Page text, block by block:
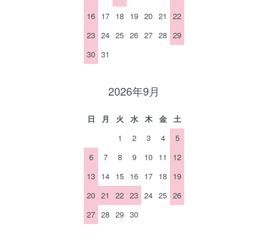
16 17 18 19 20 21
22
23 24 25 26 27 28 29
30 31
2026年9月
日 月 火 水 木 金
土
1
2 3 4
5
6
7 8 9 10 11
12
13 14 15 16 17 18 19
20 21 22 23 24 25 26
27 28 29 30